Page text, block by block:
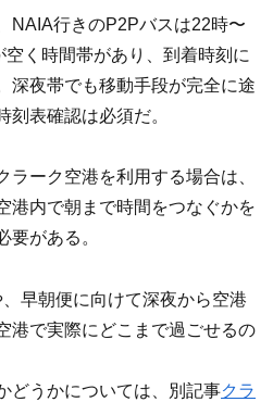
NAIA行きのP2Pバスは22時〜
く時間帯があり、到着時刻に
深夜帯でも移動手段が完全に途
刻表確認は必須だ。
ラーク空港を利用する場合は、
港内で朝まで時間をつなぐかを
要がある。
早朝便に向けて深夜から空港
港で実際にどこまで過ごせるの
どうかについては、別記事クラ